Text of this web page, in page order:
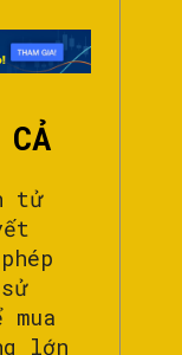
tử
lớn